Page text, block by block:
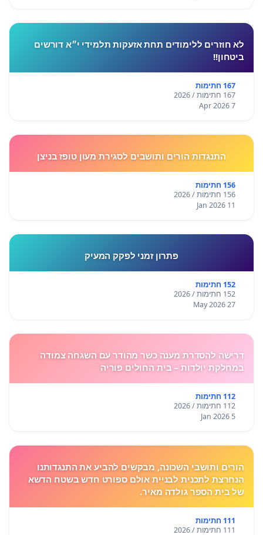
לא חוזרים ללימודים תחת אזעקות תלמידי י״א דורשים
ביטחון!!
167 חתימות
167 חתימות / 2026
7 Apr 2026
התנגדות הורים ותושבים לסגירת מעון טופז בניצן
156 חתימות
156 חתימות / 2026
11 Jan 2026
פתרון זמני לפקק המעיק
152 חתימות
152 חתימות / 2026
27 May 2026
דרישה להסדרת מענה כשר מהודר עם השגחה צמודה
במחלקת יולדות – בית החולים פוריה
112 חתימות
112 חתימות / 2026
5 Jan 2026
הורים ותושבי השכונה, מבקשים להביע את התנגדותנו
הנחרצת לתכנית לבניית אולם ספורט חדש בשטח הדשא
של בית הספר גולדה מאיר.
111 חתימות
111 חתימות / 2026